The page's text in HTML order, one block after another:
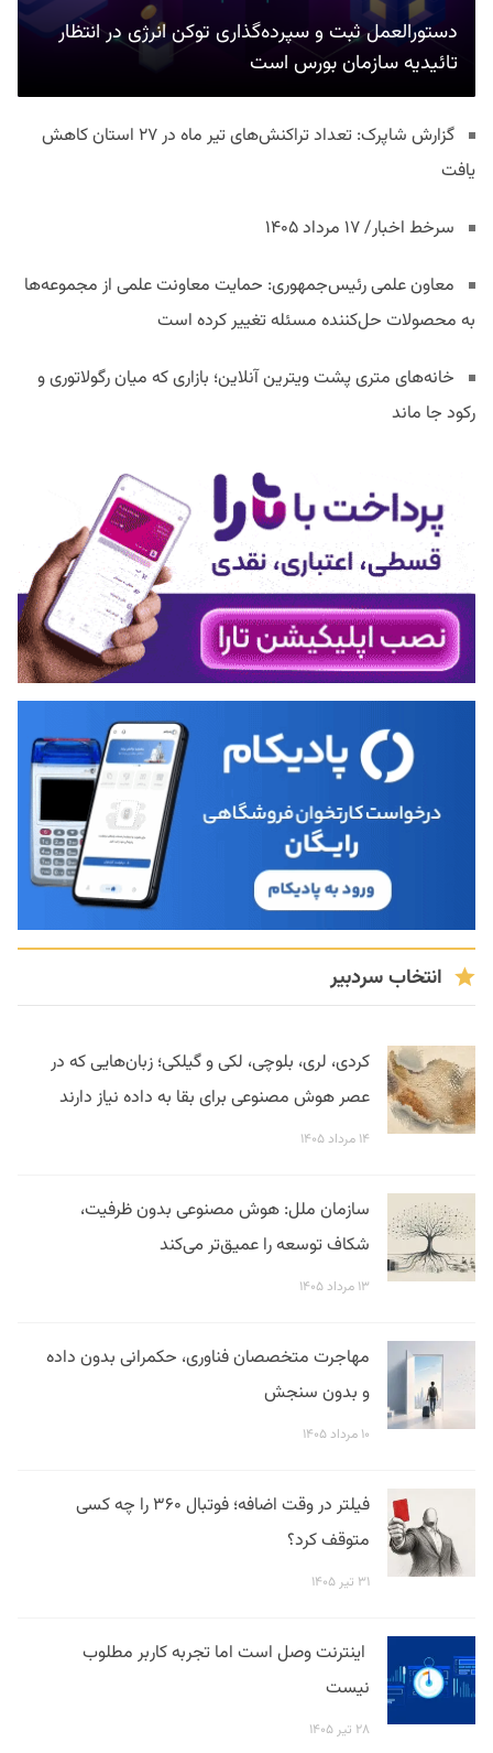
دستورالعمل ثبت و سپرده‌گذاری توکن انرژی در انتظار
تائیدیه سازمان بورس است
گزارش شاپرک: تعداد تراکنش‌های تیر ماه در ۲۷ استان‌ کاهش
یافت
سرخط اخبار/ ۱۷ مرداد ۱۴۰۵
معاون علمی رئیس‌جمهوری: حمایت معاونت علمی از مجموعه‌ها
به محصولات حل‌کننده مسئله تغییر کرده است
خانه‌های متری پشت ویترین آنلاین؛ بازاری که میان رگولاتوری و
رکود جا ماند
انتخاب سردبیر
کردی، لری، بلوچی، لکی و گیلکی؛ زبان‌هایی که در
عصر هوش مصنوعی برای بقا به داده نیاز دارند
۱۴ مرداد ۱۴۰۵
سازمان ملل: هوش مصنوعی بدون ظرفیت،
شکاف توسعه را عمیق‌تر می‌کند
۱۳ مرداد ۱۴۰۵
مهاجرت متخصصان فناوری، حکمرانی بدون داده
و بدون سنجش
۱۰ مرداد ۱۴۰۵
فیلتر در وقت اضافه؛ فوتبال ۳۶۰ را چه کسی
متوقف کرد؟
۳۱ تیر ۱۴۰۵
اینترنت وصل است اما تجربه کاربر مطلوب
نیست
۲۸ تیر ۱۴۰۵